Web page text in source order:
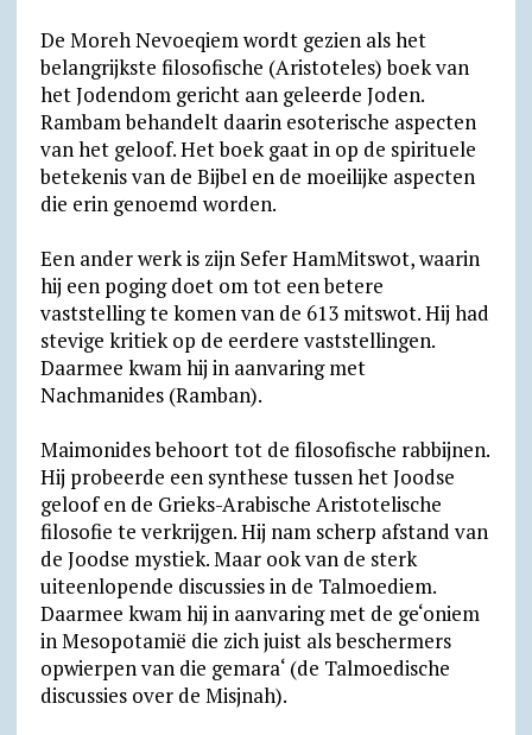
De Moreh Nevoeqiem wordt gezien als het
belangrijkste filosofische (Aristoteles) boek van
het Jodendom gericht aan geleerde Joden.
Rambam behandelt daarin esoterische aspecten
van het geloof. Het boek gaat in op de spirituele
betekenis van de Bijbel en de moeilijke aspecten
die erin genoemd worden.
Een ander werk is zijn Sefer HamMitswot, waarin
hij een poging doet om tot een betere
vaststelling te komen van de 613 mitswot. Hij had
stevige kritiek op de eerdere vaststellingen.
Daarmee kwam hij in aanvaring met
Nachmanides (Ramban).
Maimonides behoort tot de filosofische rabbijnen.
Hij probeerde een synthese tussen het Joodse
geloof en de Grieks-Arabische Aristotelische
filosofie te verkrijgen. Hij nam scherp afstand van
de Joodse mystiek. Maar ook van de sterk
uiteenlopende discussies in de Talmoediem.
Daarmee kwam hij in aanvaring met de ge‘oniem
in Mesopotamië die zich juist als beschermers
opwierpen van die gemara‘ (de Talmoedische
discussies over de Misjnah).